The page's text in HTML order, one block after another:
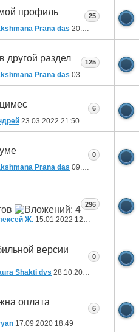
профиль
Prana das 20.01.2024 10:32
25
другой раздел
Prana das 03.08.2023 14:19
125
23.03.2022 21:50
6
Prana das 09.03.2022 09:04
0
Ж. 15.01.2022 12:48
296
версии
Shakti dvs 28.10.2020
0
оплата
17.09.2020 18:49
6